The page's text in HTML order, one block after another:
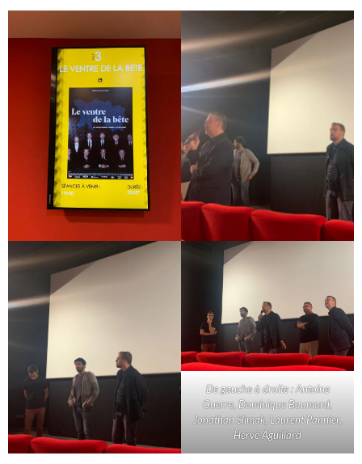
De gauche à droite : Antoine
Guerre, Dominique Baumard,
Jonathan Slimak, Laurent Pannier,
Hervé Aguillard